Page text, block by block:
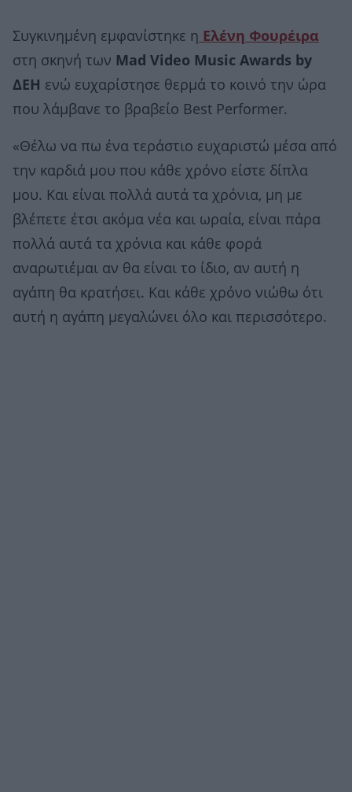
Συγκινημένη εμφανίστηκε η Ελένη Φουρέιρα
στη σκηνή των Mad Video Music Awards by
ΔΕΗ ενώ ευχαρίστησε θερμά το κοινό την ώρα
που λάμβανε το βραβείο Best Performer.
«Θέλω να πω ένα τεράστιο ευχαριστώ μέσα από
την καρδιά μου που κάθε χρόνο είστε δίπλα
μου. Και είναι πολλά αυτά τα χρόνια, μη με
βλέπετε έτσι ακόμα νέα και ωραία, είναι πάρα
πολλά αυτά τα χρόνια και κάθε φορά
αναρωτιέμαι αν θα είναι το ίδιο, αν αυτή η
αγάπη θα κρατήσει. Και κάθε χρόνο νιώθω ότι
αυτή η αγάπη μεγαλώνει όλο και περισσότερο.